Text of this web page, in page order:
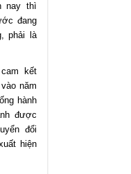
nay thì
đang
phải là
kết
năm
hành
được
đổi
hiện